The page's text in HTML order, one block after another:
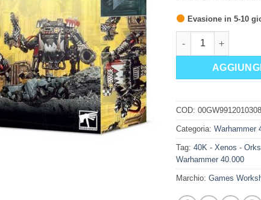
Evasione in 5-10
ORKS: LATTINE
COD:
Categoria: Warhammer
Tag: 40K - Xenos - Orks
Warhammer 40.000
Marchio: Games